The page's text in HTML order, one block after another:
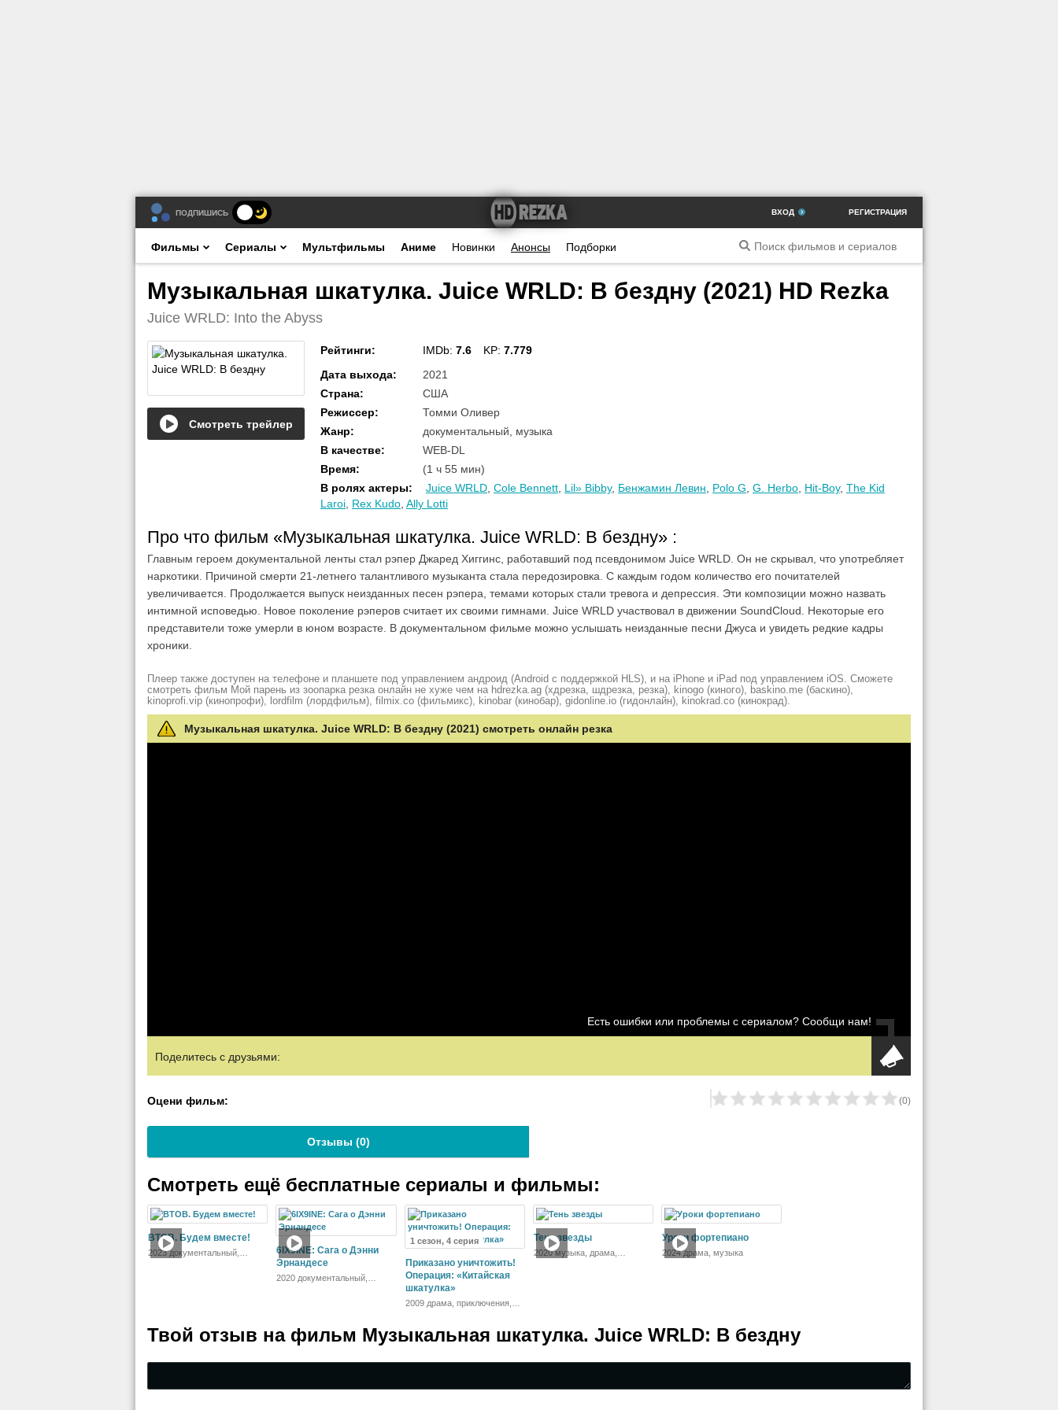
ПОДПИШИСЬ ВХОД РЕГИСТРАЦИЯ
Фильмы Сериалы Мультфильмы Аниме Новинки Анонсы Подборки
Музыкальная шкатулка. Juice WRLD: В бездну (2021) HD Rezka
Juice WRLD: Into the Abyss
Смотреть трейлер
Рейтинги: IMDb: 7.6 KP: 7.779
Дата выхода:
2021
Страна:
США
Режиссер:
Томми Оливер
Жанр:
документальный, музыка
В качестве:
WEB-DL
Время:
(1 ч 55 мин)
В ролях актеры: Juice WRLD Cole Bennett Lil» Bibby, Бенжамин Левин Polo G G. Herbo Hit-Boy, The Kid
Laroi Rex Kudo Ally Lotti
Про что фильм «Музыкальная шкатулка. Juice WRLD: В бездну» :
Главным героем документальной ленты стал рэпер Джаред Хиггинс, работавший под псевдонимом Juice WRLD. Он не скрывал, что употребляет
наркотики. Причиной смерти 21-летнего талантливого музыканта стала передозировка. С каждым годом количество его почитателей
увеличивается. Продолжается выпуск неизданных песен рэпера, темами которых стали тревога и депрессия. Эти композиции можно назвать
интимной исповедью. Новое поколение рэперов считает их своими гимнами. Juice WRLD участвовал в движении SoundCloud. Некоторые его
представители тоже умерли в юном возрасте. В документальном фильме можно услышать неизданные песни Джуса и увидеть редкие кадры
хроники.
Плеер также доступен на телефоне и планшете под управлением андроид (Android с поддержкой HLS), и на iPhone и iPad под управлением iOS. Сможете
смотреть фильм Мой парень из зоопарка резка онлайн не хуже чем на hdrezka.ag (хдрезка, шдрезка, резка), kinogo (киного), baskino.me (баскино),
kinoprofi.vip (кинопрофи), lordfilm (лордфильм), filmix.co (фильмикс), kinobar (кинобар), gidonline.io (гидонлайн), kinokrad.сo (кинокрад).
Музыкальная шкатулка. Juice WRLD: В бездну (2021) смотреть онлайн резка
Есть ошибки или проблемы с сериалом? Сообщи нам!
Поделитесь с друзьями:
Оцени фильм: (0)
Отзывы (0)
Смотреть ещё бесплатные сериалы и фильмы:
BTOB. Будем вместе!
2023 документальный,
6IX9INE: Сага о Дэнни
Эрнандесе
2020 документальный,
1 сезон, 4 серия
Приказано уничтожить!
Операция: «Китайская
шкатулка»
2009 драма, приключения,
Тень звезды
2020 музыка, драма,
Уроки фортепиано
2024 драма, музыка
Твой отзыв на фильм Музыкальная шкатулка. Juice WRLD: В бездну